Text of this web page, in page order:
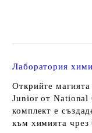
Лаборатория
Открийте
Junior от National
комплект е
към химията чрез